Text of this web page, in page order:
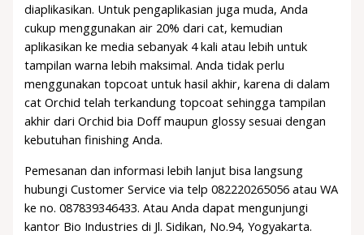
diaplikasikan. Untuk pengaplikasian juga muda, Anda
cukup menggunakan air 20% dari cat, kemudian
aplikasikan ke media sebanyak 4 kali atau lebih untuk
tampilan warna lebih maksimal. Anda tidak perlu
menggunakan topcoat untuk hasil akhir, karena di dalam
cat Orchid telah terkandung topcoat sehingga tampilan
akhir dari Orchid bia Doff maupun glossy sesuai dengan
kebutuhan finishing Anda.
Pemesanan dan informasi lebih lanjut bisa langsung
hubungi Customer Service via telp 082220265056 atau WA
ke no. 087839346433. Atau Anda dapat mengunjungi
kantor Bio Industries di Jl. Sidikan, No.94, Yogyakarta.